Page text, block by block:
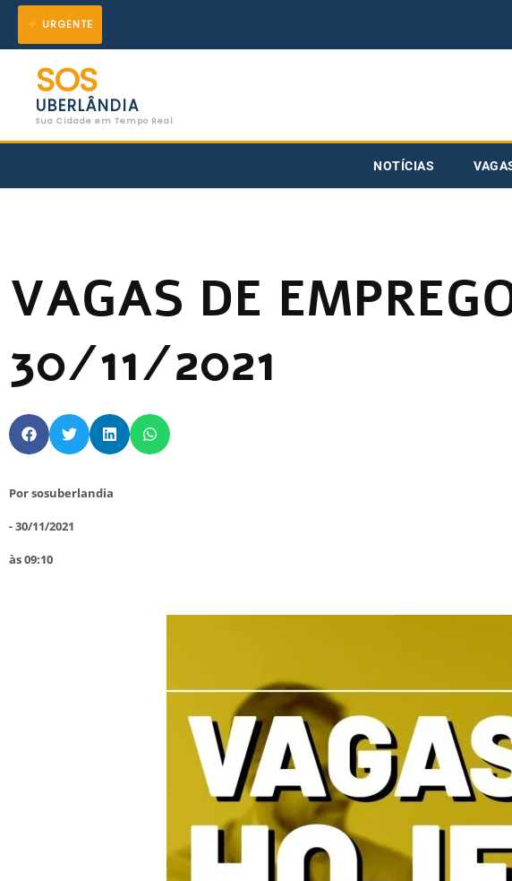
para
conteúdo
URGENTE
SOS
UBERLÂNDIA
Sua Cidade em Tempo Real
NOTÍCIAS
VAGAS DE
30/11/2021
Porsosuberlandia
-30/11/2021
às09:10